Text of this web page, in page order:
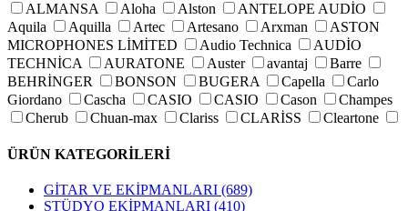
ALMANSA
Aloha Alston
ANTELOPE AUDİO
Aquila
Aquilla Artec Artesano Arxman
ASTON
MICROPHONES LİMİTED
Audio Technica
AUDİO
TECHNİCA
AURATONE Auster avantaj
Barre
BEHRİNGER
BONSON BUGERA Capella
Carlo
Giordano
Cascha CASIO CASIO Cason
Champes
Cherub
Chuan-max Clariss CLARİSS
Cleartone
D\'addario
D\'orazio D\'orazio
Dorazio
Dotch Dr. Drum Dunlop
ÜRÜN KATEGORİLERİ
GİTAR VE EKİPMANLARI (689)
STÜDYO EKİPMANLARI (410)